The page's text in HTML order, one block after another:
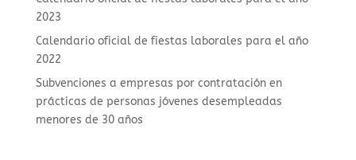
2023
Calendario oficial de fiestas laborales para el año
2022
Subvenciones a empresas por contratación en
prácticas de personas jóvenes desempleadas
menores de 30 años